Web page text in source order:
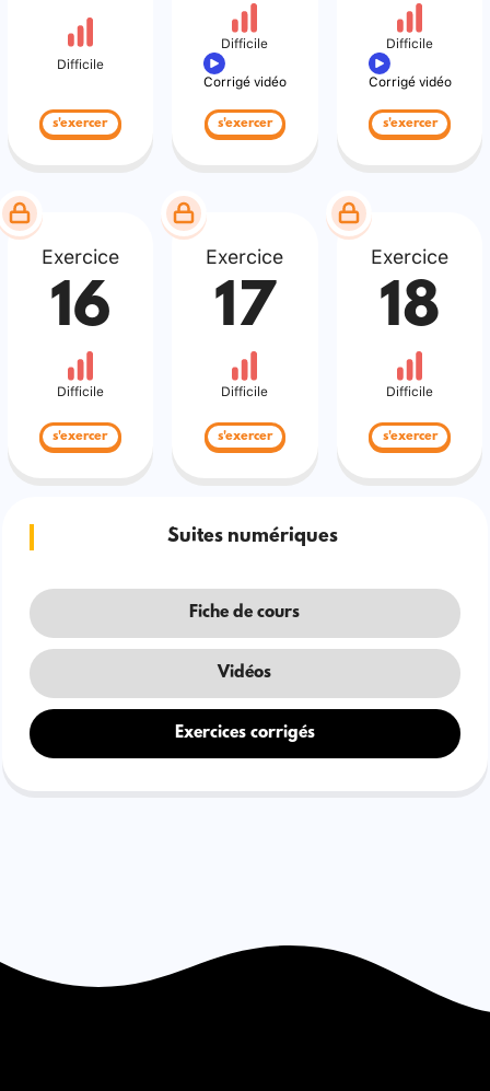
Difficile
s'exercer
Difficile
Corrigé vidéo
s'exercer
Difficile
Corrigé vidéo
s'exercer
Exercice
16
Difficile
s'exercer
Exercice
17
Difficile
s'exercer
Exercice
18
Difficile
s'exercer
Suites numériques
Fiche de cours
Vidéos
Exercices corrigés